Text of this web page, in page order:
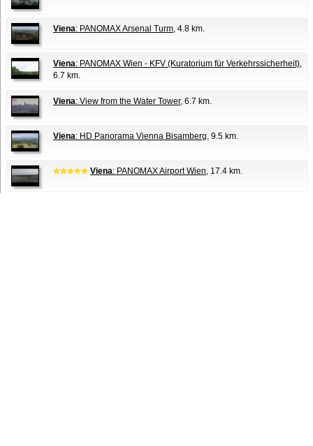
Viena: PANOMAX Arsenal Turm, 4.8 km.
Viena: PANOMAX Wien - KFV (Kuratorium für Verkehrssicherheit),
6.7 km.
Viena: View from the Water Tower, 6.7 km.
Viena: HD Panorama Vienna Bisamberg, 9.5 km.
Viena: PANOMAX Airport Wien, 17.4 km.